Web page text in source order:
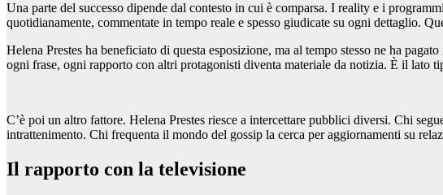
Una parte del successo dipende dal contesto in cui è comparsa. I reality e i
quotidianamente, commentate in tempo reale e spesso giudicate su ogni dettaglio.
Helena Prestes ha beneficiato di questa esposizione, ma al tempo stesso ne ha
ogni frase, ogni rapporto con altri protagonisti diventa materiale da notizia. È il lato
C’è poi un altro fattore. Helena Prestes riesce a intercettare pubblici diversi. Chi
intrattenimento. Chi frequenta il mondo del gossip la cerca per aggiornamenti su
Il rapporto con la televisione